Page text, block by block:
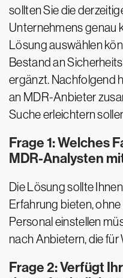
sollten Sie die
Unternehmens genau
Lösung auswählen
Bestand an
ergänzt. Nachfolgend
an MDR-Anbieter
Suche erleichtern
Frage 1: Welches
MDR-Analysten
Die Lösung sollte
Erfahrung bieten,
Personal einstellen
nach Anbietern, die
Frage 2: Verfügt